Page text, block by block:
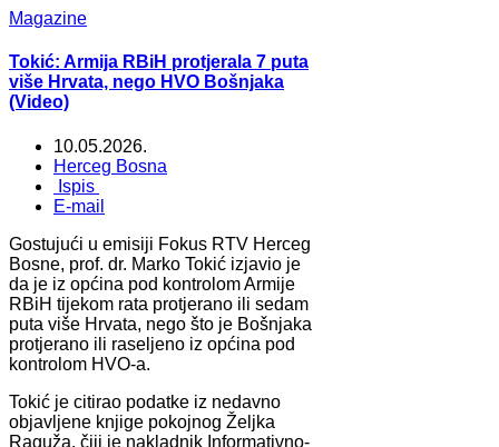
Magazine
Tokić: Armija RBiH protjerala 7 puta
više Hrvata, nego HVO Bošnjaka
(Video)
10.05.2026.
Herceg Bosna
Ispis
E-mail
Gostujući u emisiji Fokus RTV Herceg
Bosne, prof. dr. Marko Tokić izjavio je
da je iz općina pod kontrolom Armije
RBiH tijekom rata protjerano ili sedam
puta više Hrvata, nego što je Bošnjaka
protjerano ili raseljeno iz općina pod
kontrolom HVO-a.
Tokić je citirao podatke iz nedavno
objavljene knjige pokojnog Željka
Raguža, čiji je nakladnik Informativno-